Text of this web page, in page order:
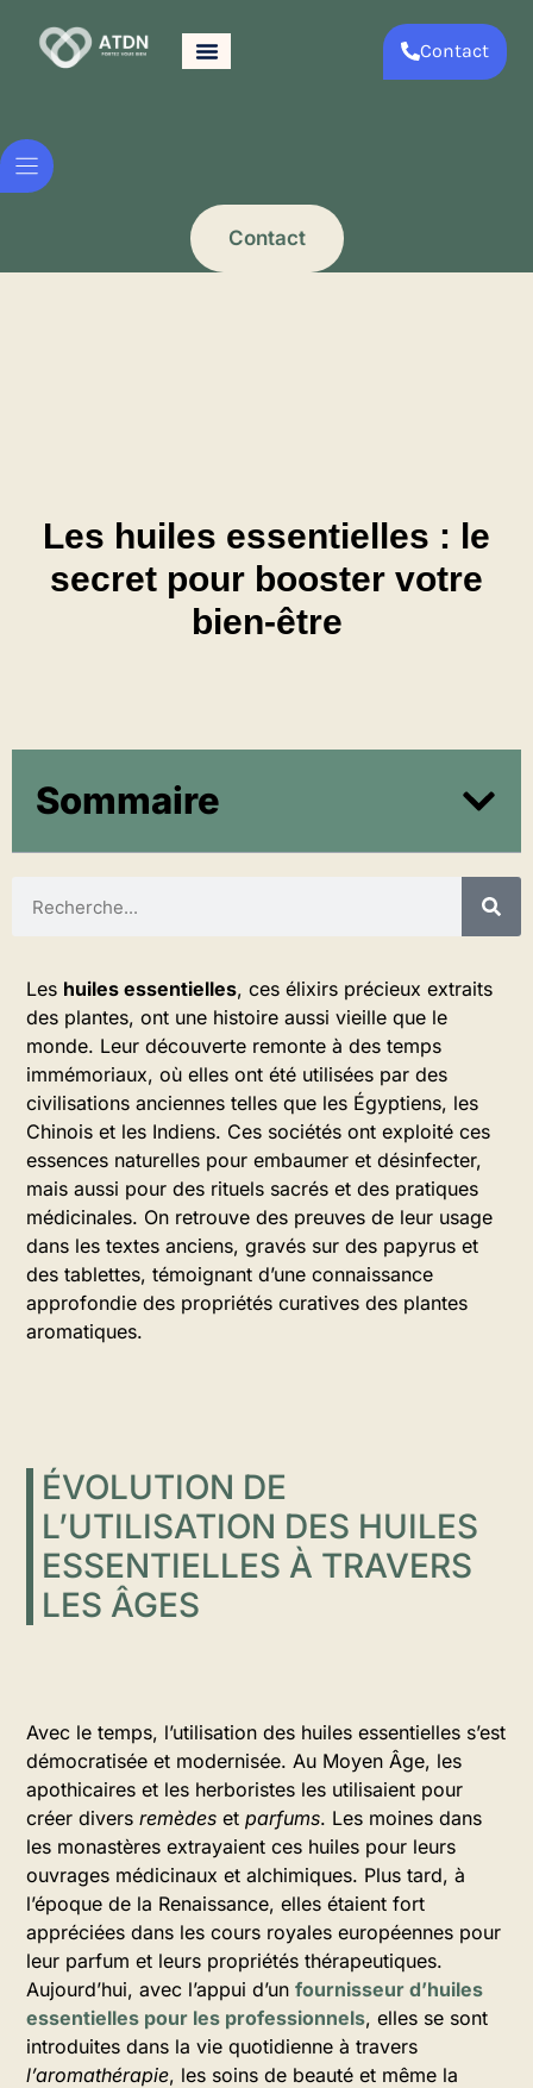
Contact
Contact
Les huiles essentielles : le
secret pour booster votre
bien-être
Sommaire
Les huiles essentielles, ces élixirs précieux extraits
des plantes, ont une histoire aussi vieille que le
monde. Leur découverte remonte à des temps
immémoriaux, où elles ont été utilisées par des
civilisations anciennes telles que les Égyptiens, les
Chinois et les Indiens. Ces sociétés ont exploité ces
essences naturelles pour embaumer et désinfecter,
mais aussi pour des rituels sacrés et des pratiques
médicinales. On retrouve des preuves de leur usage
dans les textes anciens, gravés sur des papyrus et
des tablettes, témoignant d’une connaissance
approfondie des propriétés curatives des plantes
aromatiques.
ÉVOLUTION DE
L’UTILISATION DES HUILES
ESSENTIELLES À TRAVERS
LES ÂGES
Avec le temps, l’utilisation des huiles essentielles s’est
démocratisée et modernisée. Au Moyen Âge, les
apothicaires et les herboristes les utilisaient pour
créer divers remèdes et parfums. Les moines dans
les monastères extrayaient ces huiles pour leurs
ouvrages médicinaux et alchimiques. Plus tard, à
l’époque de la Renaissance, elles étaient fort
appréciées dans les cours royales européennes pour
leur parfum et leurs propriétés thérapeutiques.
Aujourd’hui, avec l’appui d’un fournisseur d’huiles
essentielles pour les professionnels, elles se sont
introduites dans la vie quotidienne à travers
l’aromathérapie, les soins de beauté et même la